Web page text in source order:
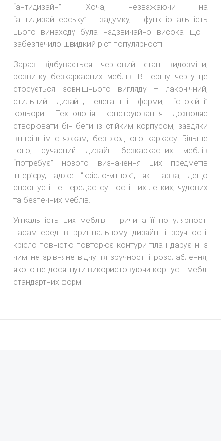
“антидизайн”. Хоча, незважаючи на
“антидизайнерську” задумку, функціональність
цього винаходу була надзвичайно висока, що і
забезпечило швидкий ріст популярності.
Зараз відбувається черговий етап видозміни,
розвитку безкаркасних меблів. В першу чергу це
стосується зовнішнього вигляду – лаконічний,
стильний дизайн, елегантні форми, “спокійні”
кольори. Технологія конструювання дозволяє
створювати бін беги із стійким корпусом, завдяки
внітрішнім стяжкам, без жодного каркасу. Більше
того, сучасний дизайн безкаркасних меблів
“потребує” нового визначення цих предметів
інтер’єру, адже “крісло-мішок”, як назва, дещо
спрощує і не передає сутності цих легких, чудових
та безпечних меблів.
Унікальність цих меблів і причина її популярності
насамперед в оригінальному дизайні і зручності:
крісло повністю повторює контури тіла і дарує ні з
чим не зрівняне відчуття зручності і розслаблення,
якого не досягнути використовуючи корпусні меблі
стандартних форм.